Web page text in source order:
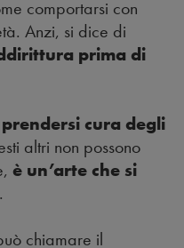
comportarsi con
Anzi, si dice di
prima di
cura degli
altri non possono
è un’arte che si
.
chiamare il